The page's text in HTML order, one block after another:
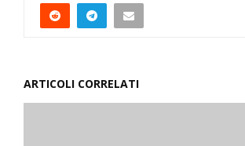
ARTICOLI CORRELATI